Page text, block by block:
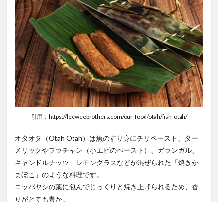
引用：https://leeweebrothers.com/our-food/otah/fish-otah/
オタオタ（Otah Otah）は魚のすり身にチリペースト、ター
メリックやブラチャン（小エビのペースト）、ガランガル、
キャンドルナッツ、レモングラスなどが混ぜられた「焼きか
まぼこ」のような料理です。
ニッパヤシの葉に包んでじっくりと焼き上げられるため、香
りがとても豊か。